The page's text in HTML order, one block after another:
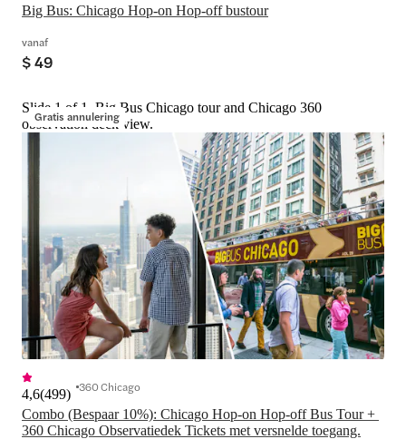
Big Bus: Chicago Hop-on Hop-off bustour
vanaf
$ 49
Gratis annulering
Slide 1 of 1, Big Bus Chicago tour and Chicago 360
observation deck view.
Combo (Bespaar 10%): Chicago Hop-on Hop-off Bus Tour +
360 Chicago Observatiedek Tickets met versnelde toegang.
4,6(499) 360 Chicago